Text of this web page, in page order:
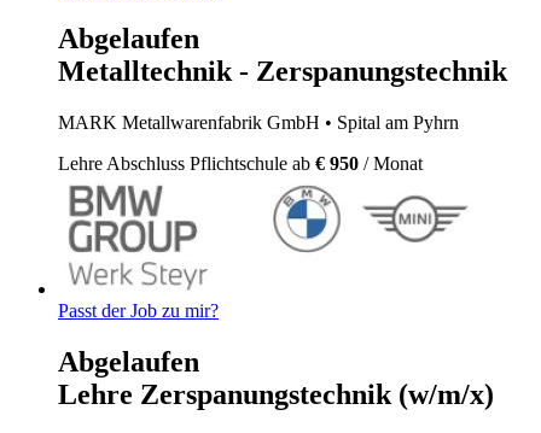
Abgelaufen
Metalltechnik - Zerspanungstechnik
MARK Metallwarenfabrik GmbH • Spital am Pyhrn
Lehre Abschluss Pflichtschule ab € 950 / Monat
Passt der Job zu mir?
Abgelaufen
Lehre Zerspanungstechnik (w/m/x)